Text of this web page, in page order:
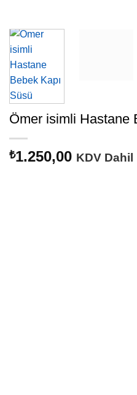
Ömer isimli Hastane
₺1.250,00 KDV Dahil